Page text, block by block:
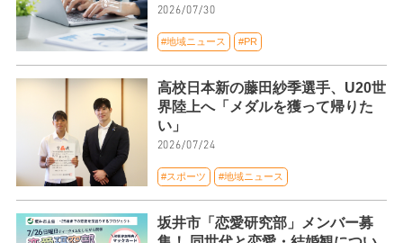
2026/07/30
#地域ニュース #PR
高校日本新の藤田紗季選手、U20世
界陸上へ「メダルを獲って帰りた
い」
2026/07/24
#スポーツ #地域ニュース
坂井市「恋愛研究部」メンバー募